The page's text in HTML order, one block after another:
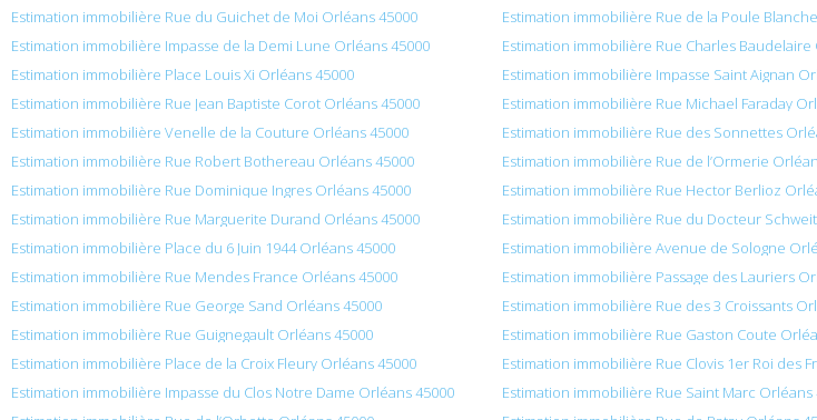
Estimation immobilière Rue du Guichet de Moi Orléans 45000
Estimation immobilière Rue de la Poule
Estimation immobilière Impasse de la Demi Lune Orléans 45000
Estimation immobilière Rue Charles Baudelaire
Estimation immobilière Place Louis Xi Orléans 45000
Estimation immobilière Impasse Saint Aignan
Estimation immobilière Rue Jean Baptiste Corot Orléans 45000
Estimation immobilière Rue Michael Faraday
Estimation immobilière Venelle de la Couture Orléans 45000
Estimation immobilière Rue des Sonnettes
Estimation immobilière Rue Robert Bothereau Orléans 45000
Estimation immobilière Rue de l’Ormerie
Estimation immobilière Rue Dominique Ingres Orléans 45000
Estimation immobilière Rue Hector Berlioz
Estimation immobilière Rue Marguerite Durand Orléans 45000
Estimation immobilière Rue du Docteur
Estimation immobilière Place du 6 Juin 1944 Orléans 45000
Estimation immobilière Avenue de Sologne
Estimation immobilière Rue Mendes France Orléans 45000
Estimation immobilière Passage des Lauriers
Estimation immobilière Rue George Sand Orléans 45000
Estimation immobilière Rue des 3 Croissants
Estimation immobilière Rue Guignegault Orléans 45000
Estimation immobilière Rue Gaston Coute
Estimation immobilière Place de la Croix Fleury Orléans 45000
Estimation immobilière Rue Clovis 1er Roi des
Estimation immobilière Impasse du Clos Notre Dame Orléans 45000
Estimation immobilière Rue Saint Marc Orléans